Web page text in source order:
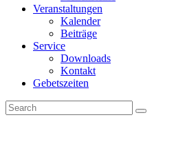
Veranstaltungen
Kalender
Beiträge
Service
Downloads
Kontakt
Gebetszeiten